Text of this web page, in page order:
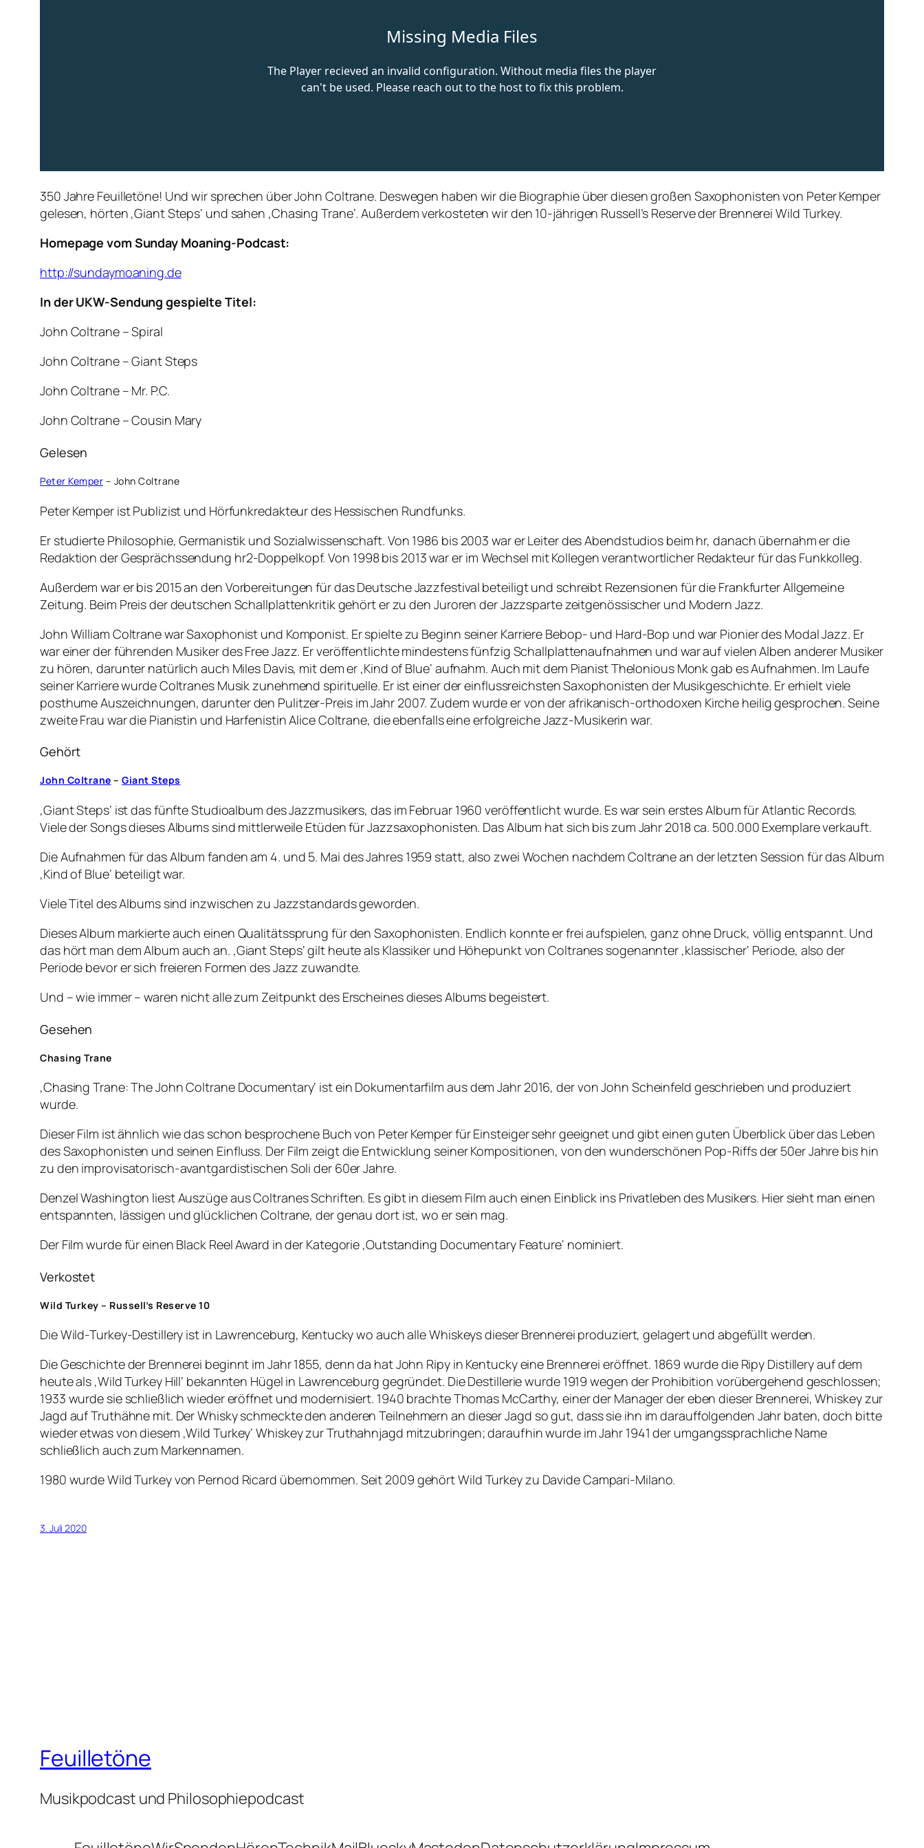
350 Jahre Feuilletöne! Und wir sprechen über John Coltrane. Deswegen haben wir die Biographie über diesen großen Saxophonisten von Peter Kemper
gelesen, hörten ‚Giant Steps‘ und sahen ‚Chasing Trane‘. Außerdem verkosteten wir den 10-jährigen Russell’s Reserve der Brennerei Wild Turkey.
Homepage vom Sunday Moaning-Podcast:
http://sundaymoaning.de
In der UKW-Sendung gespielte Titel:
John Coltrane – Spiral
John Coltrane – Giant Steps
John Coltrane – Mr. P.C.
John Coltrane – Cousin Mary
Gelesen
Peter Kemper – John Coltrane
Peter Kemper ist Publizist und Hörfunkredakteur des Hessischen Rundfunks.
Er studierte Philosophie, Germanistik und Sozialwissenschaft. Von 1986 bis 2003 war er Leiter des Abendstudios beim hr, danach übernahm er die
Redaktion der Gesprächssendung hr2-Doppelkopf. Von 1998 bis 2013 war er im Wechsel mit Kollegen verantwortlicher Redakteur für das Funkkolleg.
Außerdem war er bis 2015 an den Vorbereitungen für das Deutsche Jazzfestival beteiligt und schreibt Rezensionen für die Frankfurter Allgemeine
Zeitung. Beim Preis der deutschen Schallplattenkritik gehört er zu den Juroren der Jazzsparte zeitgenössischer und Modern Jazz.
John William Coltrane war Saxophonist und Komponist. Er spielte zu Beginn seiner Karriere Bebop- und Hard-Bop und war Pionier des Modal Jazz. Er
war einer der führenden Musiker des Free Jazz. Er veröffentlichte mindestens fünfzig Schallplattenaufnahmen und war auf vielen Alben anderer Musiker
zu hören, darunter natürlich auch Miles Davis, mit dem er ‚Kind of Blue‘ aufnahm. Auch mit dem Pianist Thelonious Monk gab es Aufnahmen. Im Laufe
seiner Karriere wurde Coltranes Musik zunehmend spirituelle. Er ist einer der einflussreichsten Saxophonisten der Musikgeschichte. Er erhielt viele
posthume Auszeichnungen, darunter den Pulitzer-Preis im Jahr 2007. Zudem wurde er von der afrikanisch-orthodoxen Kirche heilig gesprochen. Seine
zweite Frau war die Pianistin und Harfenistin Alice Coltrane, die ebenfalls eine erfolgreiche Jazz-Musikerin war.
Gehört
John Coltrane – Giant Steps
‚Giant Steps‘ ist das fünfte Studioalbum des Jazzmusikers, das im Februar 1960 veröffentlicht wurde. Es war sein erstes Album für Atlantic Records.
Viele der Songs dieses Albums sind mittlerweile Etüden für Jazzsaxophonisten. Das Album hat sich bis zum Jahr 2018 ca. 500.000 Exemplare verkauft.
Die Aufnahmen für das Album fanden am 4. und 5. Mai des Jahres 1959 statt, also zwei Wochen nachdem Coltrane an der letzten Session für das Album
‚Kind of Blue‘ beteiligt war.
Viele Titel des Albums sind inzwischen zu Jazzstandards geworden.
Dieses Album markierte auch einen Qualitätssprung für den Saxophonisten. Endlich konnte er frei aufspielen, ganz ohne Druck, völlig entspannt. Und
das hört man dem Album auch an. ‚Giant Steps‘ gilt heute als Klassiker und Höhepunkt von Coltranes sogenannter ‚klassischer‘ Periode, also der
Periode bevor er sich freieren Formen des Jazz zuwandte.
Und – wie immer – waren nicht alle zum Zeitpunkt des Erscheines dieses Albums begeistert.
Gesehen
Chasing Trane
‚Chasing Trane: The John Coltrane Documentary‘ ist ein Dokumentarfilm aus dem Jahr 2016, der von John Scheinfeld geschrieben und produziert
wurde.
Dieser Film ist ähnlich wie das schon besprochene Buch von Peter Kemper für Einsteiger sehr geeignet und gibt einen guten Überblick über das Leben
des Saxophonisten und seinen Einfluss. Der Film zeigt die Entwicklung seiner Kompositionen, von den wunderschönen Pop-Riffs der 50er Jahre bis hin
zu den improvisatorisch-avantgardistischen Soli der 60er Jahre.
Denzel Washington liest Auszüge aus Coltranes Schriften. Es gibt in diesem Film auch einen Einblick ins Privatleben des Musikers. Hier sieht man einen
entspannten, lässigen und glücklichen Coltrane, der genau dort ist, wo er sein mag.
Der Film wurde für einen Black Reel Award in der Kategorie ‚Outstanding Documentary Feature‘ nominiert.
Verkostet
Wild Turkey – Russell’s Reserve 10
Die Wild-Turkey-Destillery ist in Lawrenceburg, Kentucky wo auch alle Whiskeys dieser Brennerei produziert, gelagert und abgefüllt werden.
Die Geschichte der Brennerei beginnt im Jahr 1855, denn da hat John Ripy in Kentucky eine Brennerei eröffnet. 1869 wurde die Ripy Distillery auf dem
heute als ‚Wild Turkey Hill‘ bekannten Hügel in Lawrenceburg gegründet. Die Destillerie wurde 1919 wegen der Prohibition vorübergehend geschlossen;
1933 wurde sie schließlich wieder eröffnet und modernisiert. 1940 brachte Thomas McCarthy, einer der Manager der eben dieser Brennerei, Whiskey zur
Jagd auf Truthähne mit. Der Whisky schmeckte den anderen Teilnehmern an dieser Jagd so gut, dass sie ihn im darauffolgenden Jahr baten, doch bitte
wieder etwas von diesem ‚Wild Turkey‘ Whiskey zur Truthahnjagd mitzubringen; daraufhin wurde im Jahr 1941 der umgangssprachliche Name
schließlich auch zum Markennamen.
1980 wurde Wild Turkey von Pernod Ricard übernommen. Seit 2009 gehört Wild Turkey zu Davide Campari-Milano.
3. Juli 2020
Feuilletöne
Musikpodcast und Philosophiepodcast